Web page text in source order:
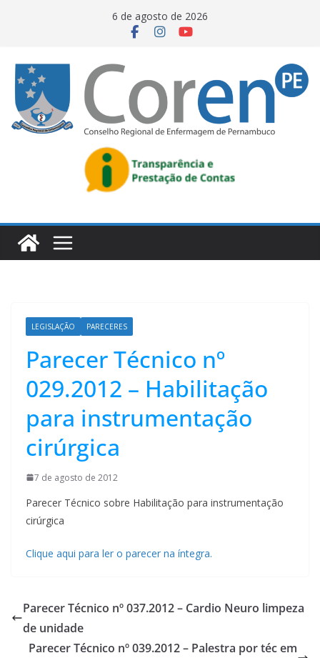
6 de agosto de 2026
LEGISLAÇÃO PARECERES
Parecer Técnico nº
029.2012 – Habilitação
para instrumentação
cirúrgica
7 de agosto de 2012
Parecer Técnico sobre Habilitação para instrumentação
cirúrgica
Clique aqui para ler o parecer na íntegra.
Parecer Técnico nº 037.2012 – Cardio Neuro limpeza
de unidade
Parecer Técnico nº 039.2012 – Palestra por téc em